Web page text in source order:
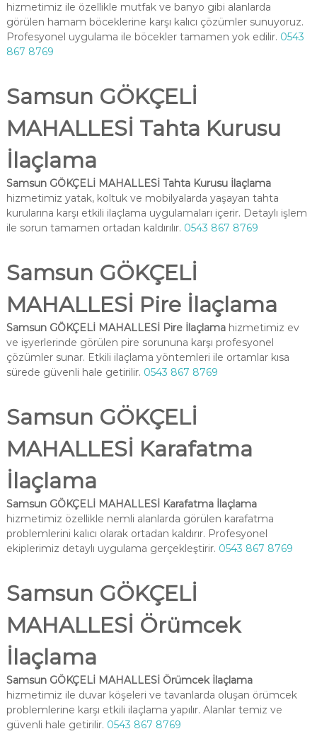
hizmetimiz ile özellikle mutfak ve banyo gibi alanlarda
görülen hamam böceklerine karşı kalıcı çözümler sunuyoruz.
Profesyonel uygulama ile böcekler tamamen yok edilir. 0543
867 8769
Samsun GÖKÇELİ
MAHALLESİ Tahta Kurusu
İlaçlama
Samsun GÖKÇELİ MAHALLESİ Tahta Kurusu İlaçlama
hizmetimiz yatak, koltuk ve mobilyalarda yaşayan tahta
kurularına karşı etkili ilaçlama uygulamaları içerir. Detaylı işlem
ile sorun tamamen ortadan kaldırılır. 0543 867 8769
Samsun GÖKÇELİ
MAHALLESİ Pire İlaçlama
Samsun GÖKÇELİ MAHALLESİ Pire İlaçlamahizmetimiz ev
ve işyerlerinde görülen pire sorununa karşı profesyonel
çözümler sunar. Etkili ilaçlama yöntemleri ile ortamlar kısa
sürede güvenli hale getirilir. 0543 867 8769
Samsun GÖKÇELİ
MAHALLESİ Karafatma
İlaçlama
Samsun GÖKÇELİ MAHALLESİ Karafatma İlaçlama
hizmetimiz özellikle nemli alanlarda görülen karafatma
problemlerini kalıcı olarak ortadan kaldırır. Profesyonel
ekiplerimiz detaylı uygulama gerçekleştirir. 0543 867 8769
Samsun GÖKÇELİ
MAHALLESİ Örümcek
İlaçlama
Samsun GÖKÇELİ MAHALLESİ Örümcek İlaçlama
hizmetimiz ile duvar köşeleri ve tavanlarda oluşan örümcek
problemlerine karşı etkili ilaçlama yapılır. Alanlar temiz ve
güvenli hale getirilir. 0543 867 8769